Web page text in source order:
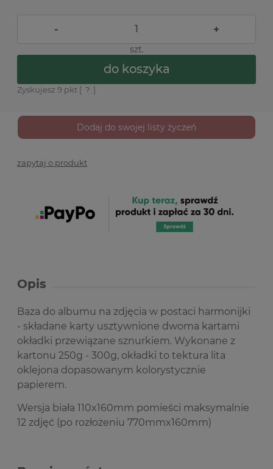
- +
szt.
do koszyka
Zyskujesz 9 pkt [ ? ]
Dodaj do swojej listy życzeń
zapytaj o produkt
Opis
Baza do albumu na zdjęcia w postaci harmonijki
- składane karty usztywnione dwoma kartami
okładki przewiązane sznurkiem. Wykonane z
kartonu 250g - 300g, okładki to tektura lita
oklejona dopasowanym kolorystycznie
papierem.
Wersja biała 110x160mm pomieści maksymalnie
12 zdjęć (po rozłożeniu 770mmx160mm)